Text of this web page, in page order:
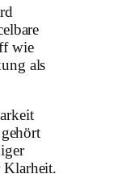
wie
als